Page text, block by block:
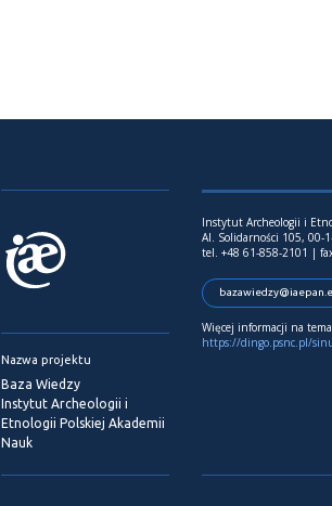
Nazwa projektu
Baza Wiedzy
Instytut Archeologii i
Etnologii Polskiej Akademii
Nauk
Instytut Archeologii i
Al. Solidarności 105, 00-
tel. +48 61-858-2101 |
Więcej informacji na
https://dingo.psnc.pl/